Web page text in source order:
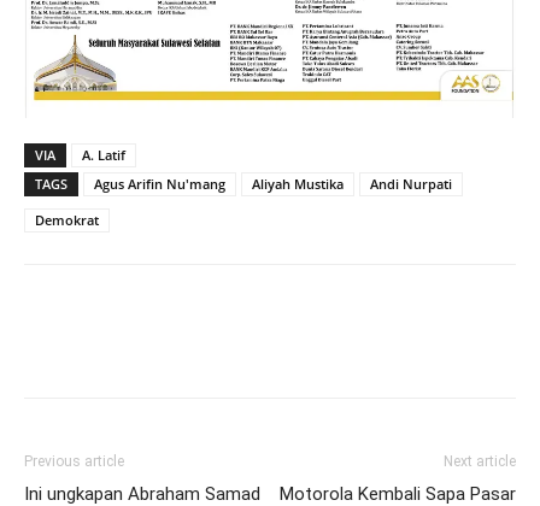
VIA
A. Latif
TAGS
Agus Arifin Nu'mang Aliyah Mustika
Andi Nurpati
Demokrat
Previous article
Ini ungkapan Abraham Samad
Next article
Motorola Kembali Sapa Pasar